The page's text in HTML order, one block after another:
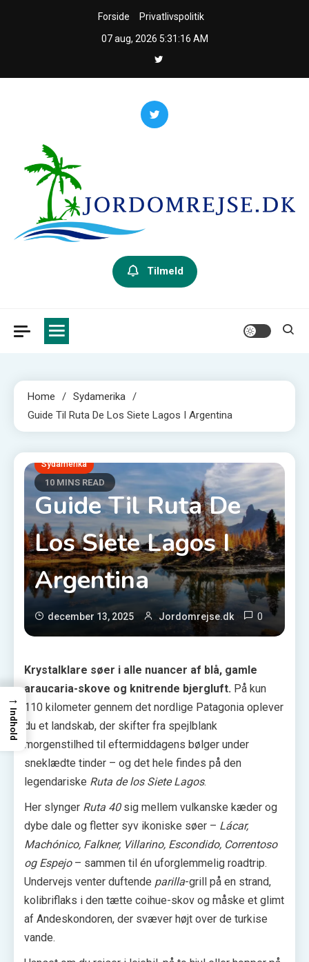
Forside
Privatlivspolitik
07 aug, 2026 5:31:17 AM
Jordomrejseguiden
Tilmeld
Home
Sydamerika
Guide Til Ruta De Los Siete Lagos I Argentina
10 MINS READ
Sydamerika
Guide Til Ruta De
Los Siete Lagos I
Argentina
december 13, 2025 Jordomrejse.dk 0
Krystalklare søer i alle nuancer af blå, gamle
araucaria-skove og knitrende bjergluft. På kun
110 kilometer gennem det nordlige Patagonia oplever
du et landskab, der skifter fra spejlblank
morgenstilhed til eftermiddagens bølger under
sneklædte tinder – og det hele findes på den
legendariske Ruta de los Siete Lagos.
Her slynger Ruta 40sig mellem vulkanske kæder og
dybe dale og fletter syv ikoniske søer – Lácar,
Machónico, Falkner, Villarino, Escondido, Correntoso
og Espejo– sammen til én uforglemmelig roadtrip.
Undervejs venter duftende parilla-grill på en strand,
kolibri­flaks i den tætte coihue-skov og måske et glimt
af Andes­kondoren, der svæver højt over de turkise
vande.
→
Indhold